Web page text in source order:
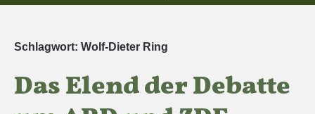
Schlagwort: Wolf-Dieter Ring
Das Elend der Debatte